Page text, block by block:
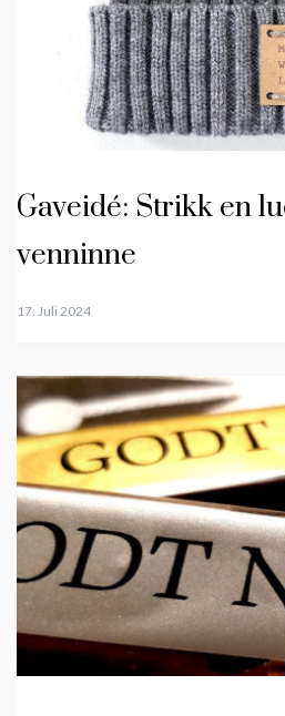
Gaveidé: Strikk en
venninne
17. Juli 2024